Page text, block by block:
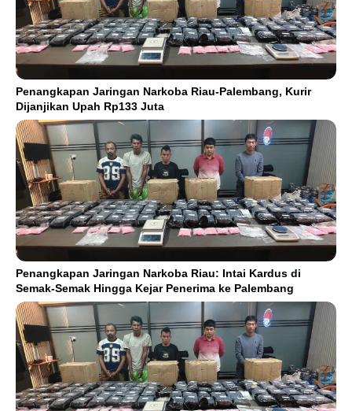
Penangkapan Jaringan Narkoba Riau-Palembang, Kurir
Dijanjikan Upah Rp133 Juta
Penangkapan Jaringan Narkoba Riau: Intai Kardus di
Semak-Semak Hingga Kejar Penerima ke Palembang